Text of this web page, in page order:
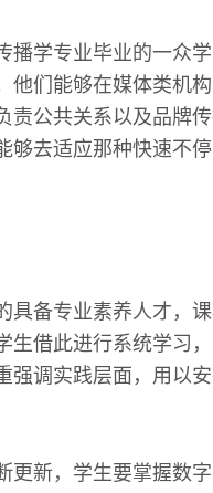
播学专业毕业的一众
们能够在媒体类机
责公共关系以及品牌
够去适应那种快速不
具备专业素养人才，
借此进行系统学习
强调实践层面，用以
更新，学生要掌握数